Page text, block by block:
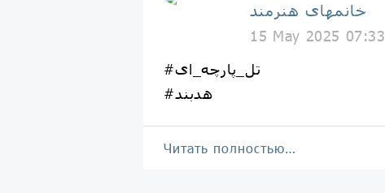
خانمهای هنرمند
15 May 2025 07:33
#تل_پارچه_ای
#هدبند
Читать полностью…